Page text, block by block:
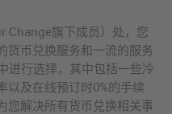
Change旗下成员）处，您
货币兑换服务和一流的服务
进行选择，其中包括一些冷
以及在线预订时0%的手续
您解决所有货币兑换相关事